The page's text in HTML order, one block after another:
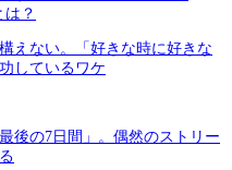
は？
えない。「好きな時に好きな
しているワケ
後の7日間」。偶然のストリー